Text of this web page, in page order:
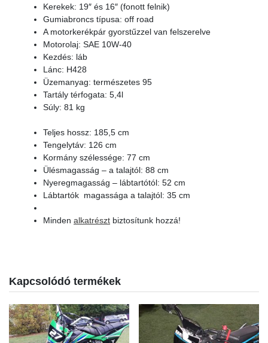
Kerekek: 19″ és 16″ (fonott felnik)
Gumiabroncs típusa: off road
A motorkerékpár gyorstűzzel van felszerelve
Motorolaj: SAE 10W-40
Kezdés: láb
Lánc: H428
Üzemanyag: természetes 95
Tartály térfogata: 5,4l
Súly: 81 kg
Teljes hossz: 185,5 cm
Tengelytáv: 126 cm
Kormány szélessége: 77 cm
Ülésmagasság – a talajtól: 88 cm
Nyeregmagasság – lábtartótól: 52 cm
Lábtartók magassága a talajtól: 35 cm
Minden alkatrészt biztosítunk hozzá!
Kapcsolódó termékek